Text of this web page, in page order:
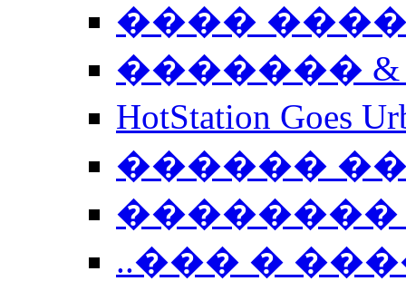
����
�������
HotStation
������
��������
..��� �